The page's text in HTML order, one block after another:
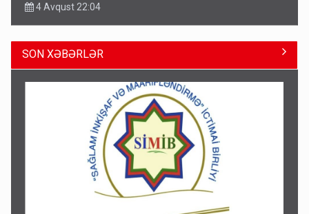
4 Avqust 22:04
ŞOK! David Seliverstov ölkədən qaçdı
SON XƏBƏRLƏR